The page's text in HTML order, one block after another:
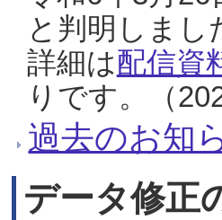
と判明しま
詳細は配信資
りです。（
過去のお知
データ修正